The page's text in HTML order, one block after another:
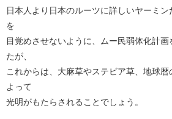
日本人より日本のルーツに詳しいヤーミ
を
目覚めさせないように、ムー民弱体化計
たが、
これからは、大麻草やステビア草、地球
よって
光明がもたらされることでしょう。